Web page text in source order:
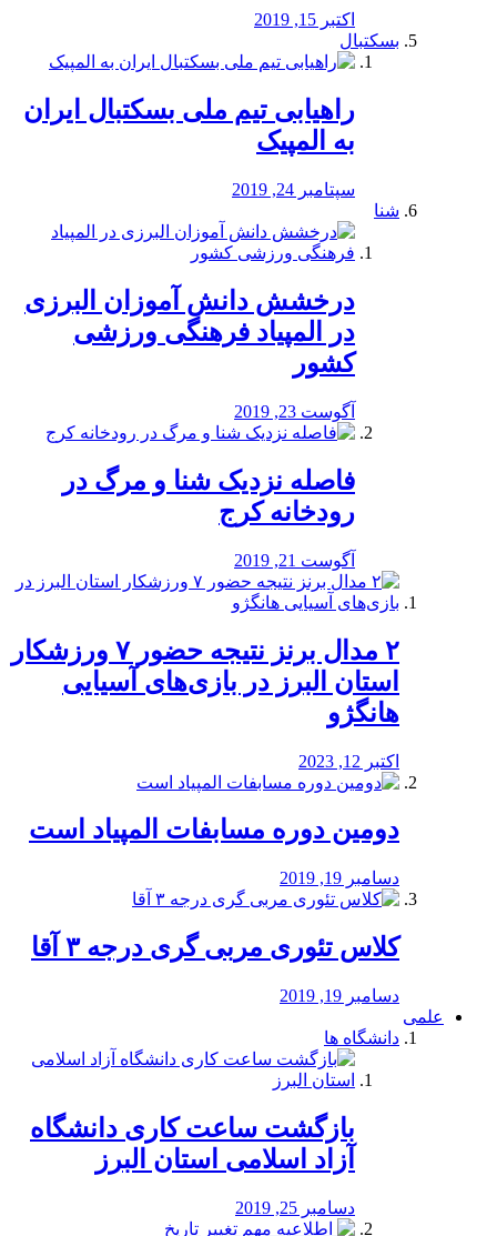
اکتبر 15, 2019
بسکتبال
راهیابی تیم ملی بسکتبال ایران
به المپیک
سپتامبر 24, 2019
شنا
درخشش دانش آموزان البرزی
در المپیاد فرهنگی ورزشی
کشور
آگوست 23, 2019
️فاصله نزدیک شنا و مرگ در
رودخانه کرج
آگوست 21, 2019
۲ مدال برنز نتیجه حضور ۷ ورزشکار
استان البرز در بازی‌های آسیایی
هانگژو
اکتبر 12, 2023
دومین دوره مسابفات المپیاد است
دسامبر 19, 2019
کلاس تئوری مربی گری درجه ۳ آقا
دسامبر 19, 2019
علمی
دانشگاه ها
بازگشت ساعت کاری دانشگاه
آزاد اسلامی استان البرز
دسامبر 25, 2019